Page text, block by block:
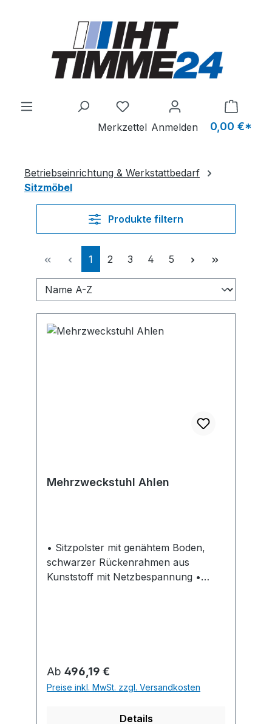
Du hast 0 Produkte auf dem
Merkzettel Anmelden 0,00 €*
Betriebseinrichtung & Werkstattbedarf
Sitzmöbel
Produkte filtern
Seite
1 Seite
2 Seite
3 Seite
4 Seite
5
Mehrzweckstuhl Ahlen
• Sitzpolster mit genähtem Boden,
schwarzer Rückenrahmen aus
Kunststoff mit Netzbespannung •
Beschädigungen und
Regulärer Preis:
Ab 496,19 €
Preise inkl. MwSt. zzgl. Versandkosten
Details